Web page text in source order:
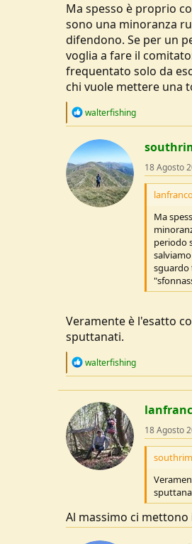
Ma spesso è proprio
sono una minoranza
difendono. Se per un
voglia a fare il
frequentato solo da
chi vuole mettere una
R
c
t
i
o
n
s
walterfishing
18 Agosto
Ma
periodo
sguardo
Veramente è l'esatto
sputtanati.
R
t
i
o
n
s
:
walterfishing
18 Agosto
Al massimo ci